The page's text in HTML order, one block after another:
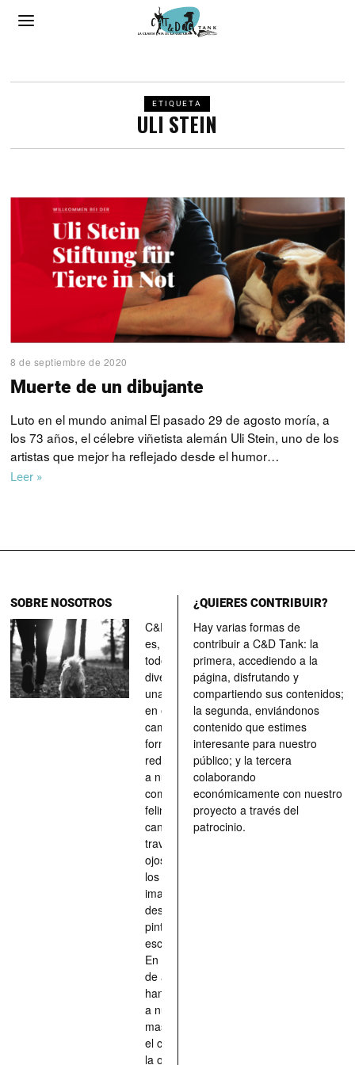
ETIQUETA
ULI STEIN
8 de septiembre de 2020
Muerte de un dibujante
Luto en el mundo animal El pasado 29 de agosto moría, a
los 73 años, el célebre viñetista alemán Uli Stein, uno de los
artistas que mejor ha reflejado desde el humor…
Leer »
SOBRE NOSOTROS
C&D Tank
es, ante
todo, un
divertimento,
una parada
en el
camino, una
forma de
redescubrir
a nuestros
compañeros
felinos y
caninos a
través de los
ojos quienes
los han
imaginado,
descrito,
pintado,
esculpido...
En definitiva,
de aquellos
han situado
a nuestras
mascotas en
el centro de
la obra de
¿QUIERES CONTRIBUIR?
Hay varias formas de
contribuir a C&D Tank: la
primera, accediendo a la
página, disfrutando y
compartiendo sus contenidos;
la segunda, enviándonos
contenido que estimes
interesante para nuestro
público; y la tercera
colaborando
económicamente con nuestro
proyecto a través del
patrocinio.